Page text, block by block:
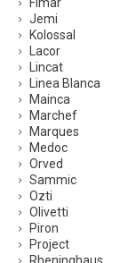
Fimar
Jemi
Kolossal
Lacor
Lincat
Linea Blanca
Mainca
Marchef
Marques
Medoc
Orved
Sammic
Ozti
Olivetti
Piron
Project